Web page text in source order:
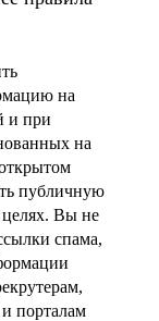
на
и при
на
публичную
Вы не
спама,
порталам